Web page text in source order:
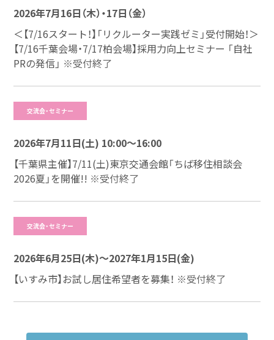
2026年7月16日（木）・17日（金）
＜【7/16スタート！】「リクルーター実践ゼミ」受付開始！＞
【7/16千葉会場・7/17柏会場】採用力向上セミナー 「自社
PRの発信」 ※受付終了
交流会・セミナー
2026年7月11日(土) 10:00～16:00
【千葉県主催】7/11(土)東京交通会館「ちば移住相談会
2026夏」を開催!! ※受付終了
交流会・セミナー
2026年6月25日(木)～2027年1月15日(金)
【いすみ市】お試し居住希望者を募集！ ※受付終了